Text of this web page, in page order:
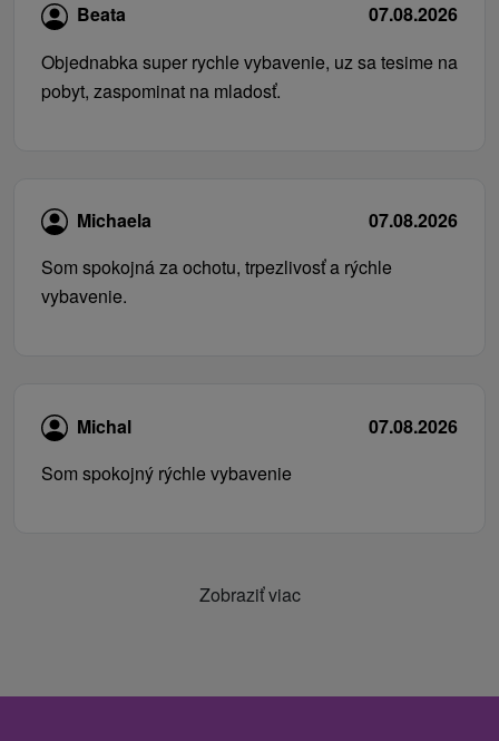
Beata
07.08.2026
Objednabka super rychle vybavenie, uz sa tesime na
pobyt, zaspominat na mladosť.
Michaela
07.08.2026
Som spokojná za ochotu, trpezlivosť a rýchle
vybavenie.
Michal
07.08.2026
Som spokojný rýchle vybavenie
Zobraziť viac